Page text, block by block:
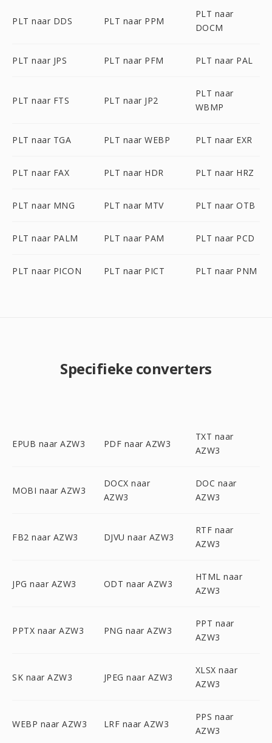
PLT naar DDS PLT naar PPM
PLT naar
DOCM
PLT naar JPS PLT naar PFM PLT naar PAL
PLT naar FTS PLT naar JP2
PLT naar
WBMP
PLT naar TGA PLT naar WEBP PLT naar EXR
PLT naar FAX PLT naar HDR PLT naar HRZ
PLT naar MNG PLT naar MTV PLT naar OTB
PLT naar PALM PLT naar PAM PLT naar PCD
PLT naar PICON PLT naar PICT PLT naar PNM
Specifieke converters
EPUB naar AZW3 PDF naar AZW3
TXT naar
AZW3
MOBI naar AZW3
DOCX naar
AZW3
DOC naar
AZW3
FB2 naar AZW3 DJVU naar AZW3
RTF naar
AZW3
JPG naar AZW3 ODT naar AZW3
HTML naar
AZW3
PPTX naar AZW3 PNG naar AZW3
PPT naar
AZW3
SK naar AZW3 JPEG naar AZW3
XLSX naar
AZW3
WEBP naar AZW3 LRF naar AZW3
PPS naar
AZW3